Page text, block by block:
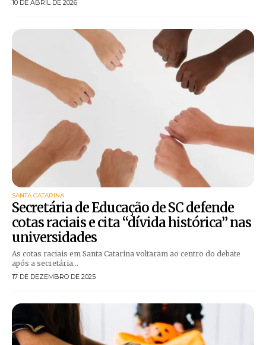
10 DE ABRIL DE 2026
SANTA CATARINA
Secretária de Educação de SC defende
cotas raciais e cita “dívida histórica” nas
universidades
As cotas raciais em Santa Catarina voltaram ao centro do debate
após a secretária...
17 DE DEZEMBRO DE 2025